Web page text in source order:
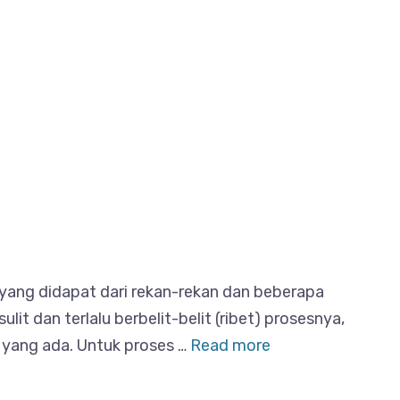
didapat dari rekan-rekan dan beberapa
dan terlalu berbelit-belit (ribet) prosesnya,
ada. Untuk proses … Read more